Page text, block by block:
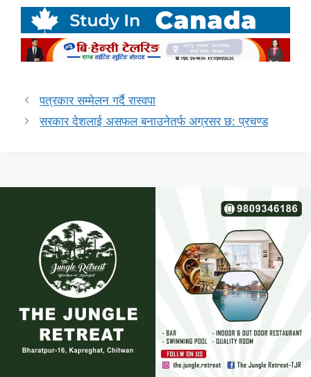
पत्रकार सम्मेलन गर्दै रास्वपा
सरकार देशलाई असफल बनाउनेतर्फ अग्रसर छ: प्रचण्ड